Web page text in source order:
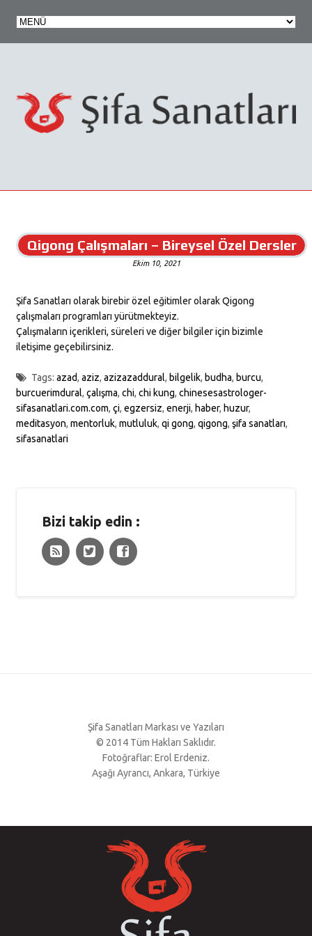
Qigong Çalışmaları – Bireysel Özel Dersler
Ekim 10, 2021
Şifa Sanatları olarak birebir özel eğitimler olarak Qigong
çalışmaları programları yürütmekteyiz.
Çalışmaların içerikleri, süreleri ve diğer bilgiler için bizimle
iletişime geçebilirsiniz.
Tags:azad,aziz,azizazaddural, bilgelik, budha, burcu,
burcuerimdural, çalışma, chi, chi kung, chinesesastrologer-
sifasanatlari.com.com, çi, egzersiz, enerji, haber, huzur,
meditasyon, mentorluk, mutluluk, qi gong, qigong, şifa sanatları,
sifasanatlari
Bizi takip edin :
Şifa Sanatları Markası ve Yazıları
© 2014 Tüm Hakları Saklıdır.
Fotoğraflar: Erol Erdeniz.
Aşağı Ayrancı, Ankara, Türkiye